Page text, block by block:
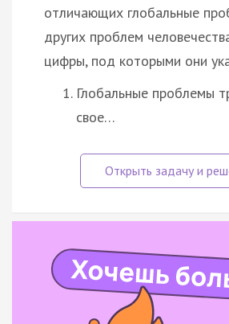
отличающих глобальные
других проблем
цифры, под которыми они
Глобальные проблемы
свое…